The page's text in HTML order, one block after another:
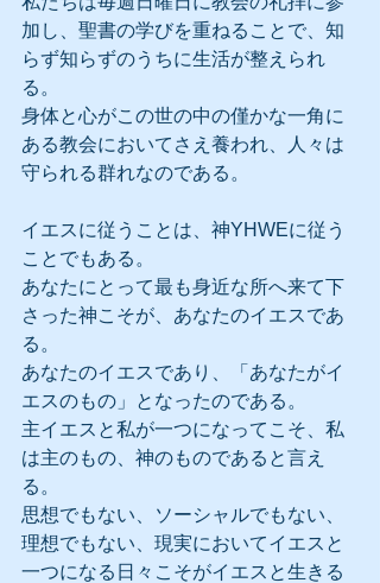
加し、聖書の学びを重ねることで、知
らず知らずのうちに生活が整えられ
る。
身体と心がこの世の中の僅かな一角に
ある教会においてさえ養われ、人々は
守られる群れなのである。
イエスに従うことは、神YHWEに従う
ことでもある。
あなたにとって最も身近な所へ来て下
さった神こそが、あなたのイエスであ
る。
あなたのイエスであり、「あなたがイ
エスのもの」となったのである。
主イエスと私が一つになってこそ、私
は主のもの、神のものであると言え
る。
思想でもない、ソーシャルでもない、
理想でもない、現実においてイエスと
一つになる日々こそがイエスと生きる